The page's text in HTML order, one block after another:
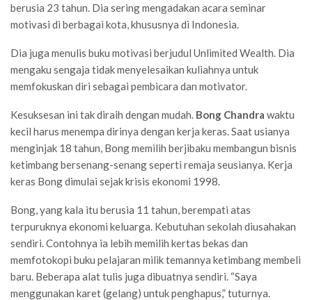
berusia 23 tahun. Dia sering mengadakan acara seminar
motivasi di berbagai kota, khususnya di Indonesia.
Dia juga menulis buku motivasi berjudul Unlimited Wealth. Dia
mengaku sengaja tidak menyelesaikan kuliahnya untuk
memfokuskan diri sebagai pembicara dan motivator.
Kesuksesan ini tak diraih dengan mudah. Bong Chandra waktu
kecil harus menempa dirinya dengan kerja keras. Saat usianya
menginjak 18 tahun, Bong memilih berjibaku membangun bisnis
ketimbang bersenang-senang seperti remaja seusianya. Kerja
keras Bong dimulai sejak krisis ekonomi 1998.
Bong, yang kala itu berusia 11 tahun, berempati atas
terpuruknya ekonomi keluarga. Kebutuhan sekolah diusahakan
sendiri. Contohnya ia lebih memilih kertas bekas dan
memfotokopi buku pelajaran milik temannya ketimbang membeli
baru. Beberapa alat tulis juga dibuatnya sendiri. “Saya
menggunakan karet (gelang) untuk penghapus,” tuturnya.